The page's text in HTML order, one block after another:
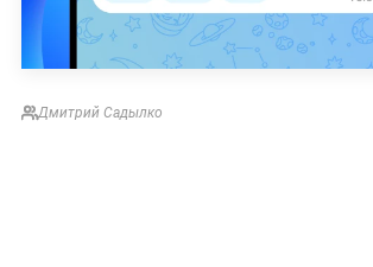
Дмитрий Садылко